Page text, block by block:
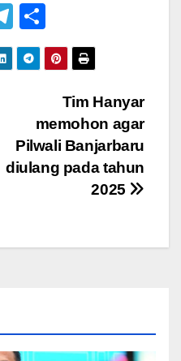
T
el
e
m
h
ar
Tim Hanyar
memohon agar
Pilwali Banjarbaru
diulang pada tahun
2025